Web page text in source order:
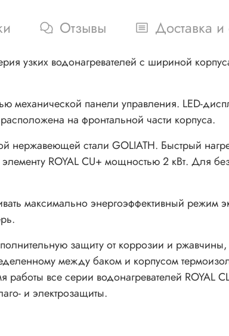
Отзывы Доставка и
узких водонагревателей с шириной
панели управления. LED-
на фронтальной части корпуса.
нержавеющей стали GOLIATH. Быстрый
ROYAL CU+ мощностью 2 кВт. Для
максимально энергоэффективный режим
защиту от коррозии и
между баком и корпусом
все серии водонагревателей
и электрозащиты.